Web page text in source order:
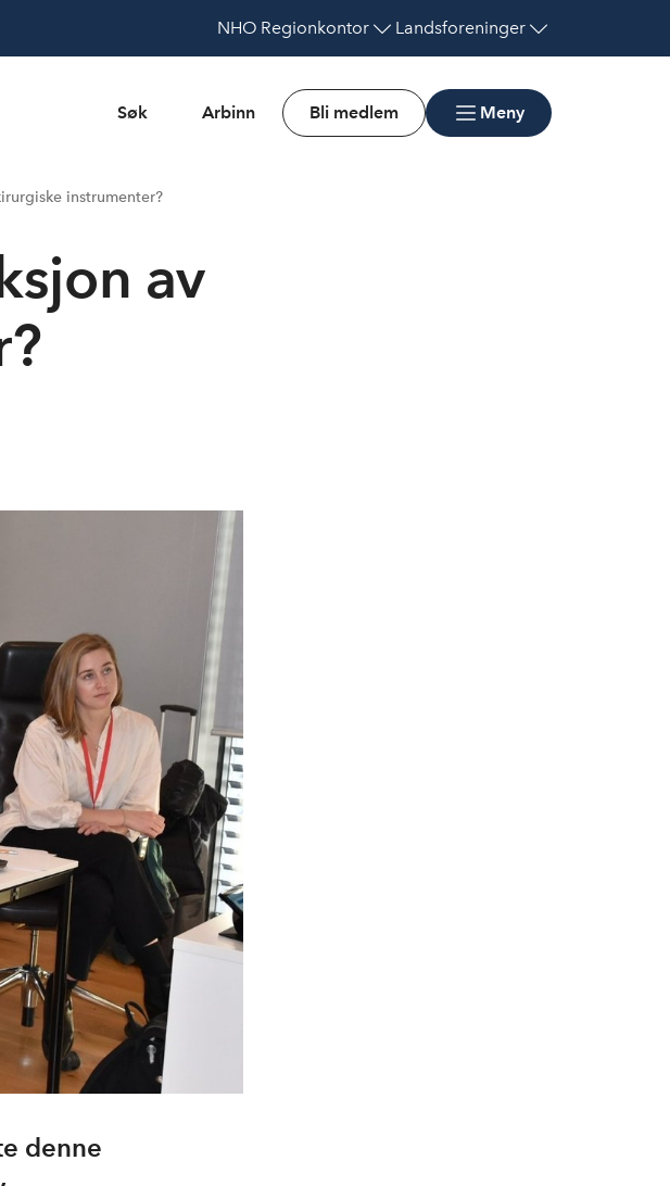
NHO Regionkontor Landsforeninger
Søk Arbinn Bli medlem Meny
instrumenter?
av
denne